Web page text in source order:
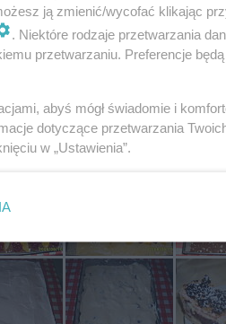
ją zmienić/wycofać klikając
. Niektóre rodzaje przetwarzania
przetwarzaniu. Preferencje
abyś mógł świadomie i
dotyczące przetwarzania
w „Ustawienia”.